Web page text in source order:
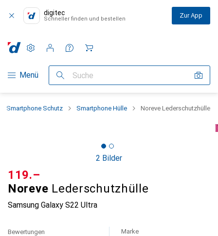
digitec
Schneller finden und bestellen Zur App
Navigation nach Kategorien
Menü Suche
Einstellungen
Kundenkonto
Vergleichslisten
Merklisten
Warenkorb
Smartphone Schutz Smartphone Hülle Noreve Lederschutzhülle
2 Bilder
Noreve Lederschutzhülle
Samsung Galaxy S22 Ultra
CHF
119.–
Bewertungen Marke